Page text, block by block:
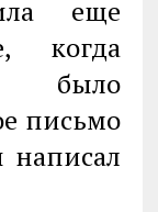
еще
когда
было
письмо
написал